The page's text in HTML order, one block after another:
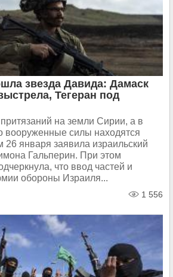
звезда Давида: Дамаск
Тегеран под
на земли Сирии, а в
вооруженные силы находятся
января заявила израильский
Гальперин. При этом
что ввод частей и
обороны Израиля...
1 556